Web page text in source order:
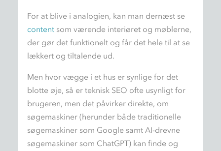
For at blive i analogien, kan man dernæst se
contentsom værende interiøret og møblerne,
der gør det funktionelt og får det hele til at se
lækkert og tiltalende ud.
Men hvor vægge i et hus er synlige for det
blotte øje, så er teknisk SEO ofte usynligt for
brugeren, men det påvirker direkte, om
søgemaskiner (herunder både traditionelle
søgemaskiner som Google samt AI-drevne
søgemaskiner som ChatGPT) kan finde og